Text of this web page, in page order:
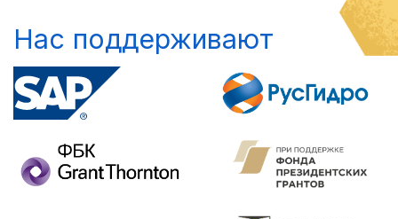
Нас поддерживают